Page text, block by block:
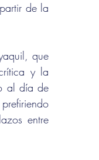
de la
que
y la
al día de
entre